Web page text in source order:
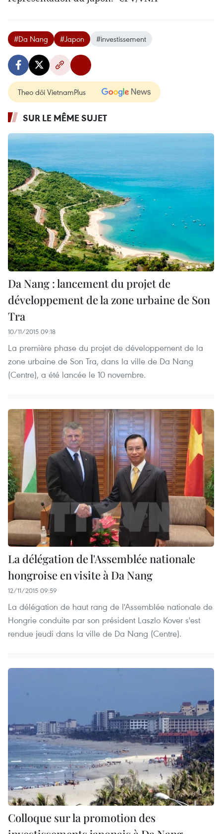
#Da Nang #Japon #investissement
Theo dõi VietnamPlus
SUR LE MÊME SUJET
Da Nang : lancement du projet de
développement de la zone urbaine de Son
Tra
10/11/2015 09:18
La première phase du projet de développement de la
zone urbaine de Son Tra, dans la ville de Da Nang
(Centre), a été lancée le 10 novembre.
La délégation de l'Assemblée nationale
hongroise en visite à Da Nang
12/11/2015 09:59
La délégation de haut rang de l'Assemblée nationale de
Hongrie conduite par son président Laszlo Kover s'est
rendue jeudi dans la ville de Da Nang (Centre).
Colloque sur la promotion des